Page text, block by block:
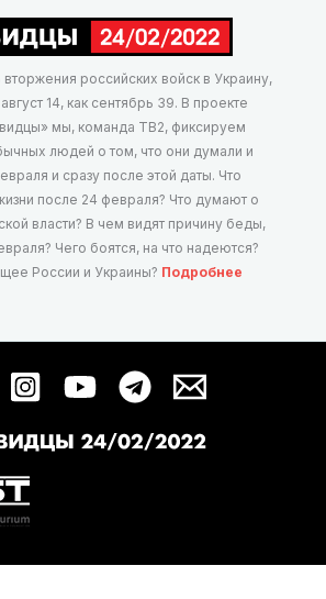
российских войск в Украину,
14, как сентябрь 39. В проекте
мы, команда ТВ2, фиксируем
людей о том, что они думали и
и сразу после этой даты. Что
после 24 февраля? Что думают о
власти? В чем видят причину беды,
Чего боятся, на что надеются?
России и Украины? Подробнее